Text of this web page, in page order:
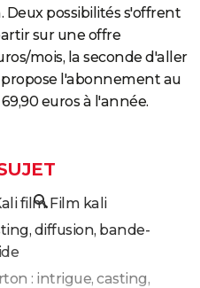
Deux possibilités s'offrent
sur une offre
mois, la seconde d'aller
l'abonnement au
euros à l'année.
film Film kali
diffusion, bande-
: intrigue, casting,